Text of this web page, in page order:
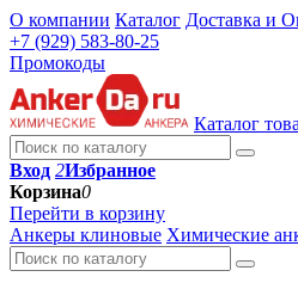
О компании Каталог Доставка и
+7 (929) 583-80-25
Промокоды
Каталог
Вход 2Избранное
Корзина0
Перейти в корзину
Анкеры клиновые Химические